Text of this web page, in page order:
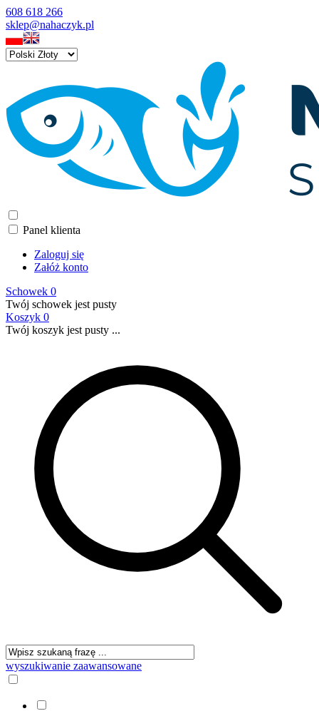
608 618 266
sklep@nahaczyk.pl
Panel klienta
Zaloguj się
Załóż konto
Schowek 0
Twój schowek jest pusty
Koszyk 0
Twój koszyk jest pusty ...
wyszukiwanie zaawansowane